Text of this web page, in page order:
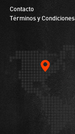
Contacto
Términos y Condiciones